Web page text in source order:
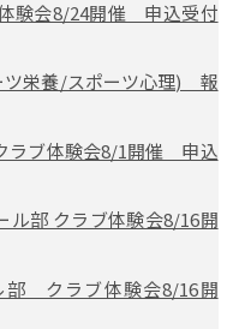
験会8/24開催 申込受付
栄養/スポーツ心理) 報
ラブ体験会8/1開催 申込
ル部 クラブ体験会8/16開
部 クラブ体験会8/16開